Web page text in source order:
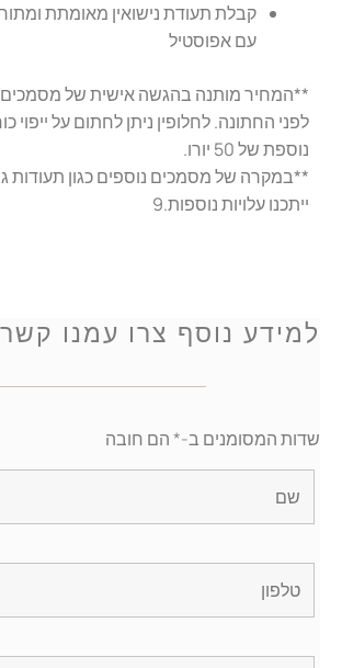
קבלת תעודת נישואין מאומתת
עם אפוסטיל
**המחיר מותנה בהגשה אישית של מסמכים
לפני החתונה. לחלופין ניתן לחתום על
נוספת של 50 יורו.
**במקרה של מסמכים נוספים כגון תעודות
ייתכנו עלויות נוספות.9
למידע נוסף צרו עמנו
שדות המסומנים ב-* הם חובה